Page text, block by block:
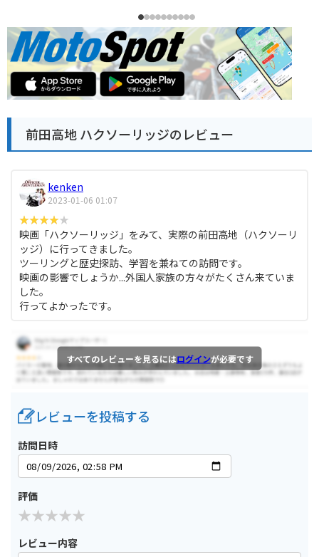
前田高地 ハクソーリッジのレビュー
kenken
2023-01-06 01:07
映画「ハクソーリッジ」をみて、実際の前田高地（ハクソーリ
ッジ）に行ってきました。
ツーリングと歴史探訪、学習を兼ねての訪問です。
映画の影響でしょうか...外国人家族の方々がたくさん来ていま
した。
行ってよかったです。
すべてのレビューを見るにはログインが必要です
レビューを投稿する
訪問日時
評価
レビュー内容